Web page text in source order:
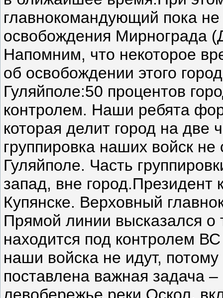
главнокомандующий пока
освобождения Мирнограда
Напомним, что некоторое
об освобождении этого
Гуляйполе:50 процентов
контролем. Наши ребята
которая делит город на две
группировка наших войск
Гуляйполе. Часть
запад, вне город.Президент
Купянске. Верховный
Прямой линии высказался о
находится под контролем
наши войска не идут,
поставлена важная задача –